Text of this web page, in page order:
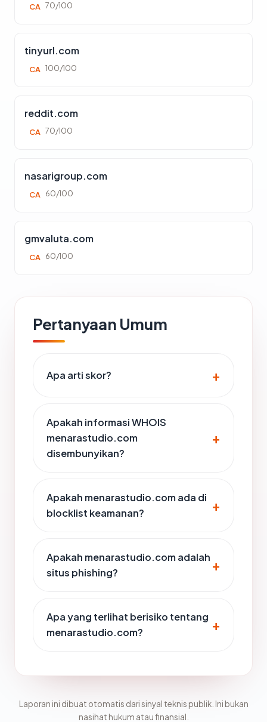
CA 70/100
tinyurl.com
CA 100/100
reddit.com
CA 70/100
nasarigroup.com
CA 60/100
gmvaluta.com
CA 60/100
Pertanyaan Umum
Apa arti skor?
Apakah informasi WHOIS
menarastudio.com
disembunyikan?
Apakah menarastudio.com ada di
blocklist keamanan?
Apakah menarastudio.com adalah
situs phishing?
Apa yang terlihat berisiko tentang
menarastudio.com?
Laporan ini dibuat otomatis dari sinyal teknis publik. Ini bukan
nasihat hukum atau finansial.